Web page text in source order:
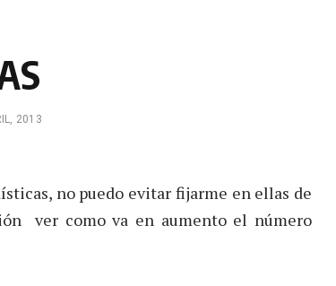
2013
no puedo evitar fijarme en ellas de
ver como va en aumento el número